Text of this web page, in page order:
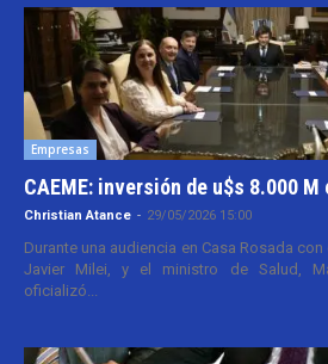
Empresas
CAEME: inversión de u$s 8.000 M
Christian Atance - 29/05/2026 15:00
Durante una audiencia en Casa Rosada
Javier Milei, y el ministro de Salud,
oficializó...